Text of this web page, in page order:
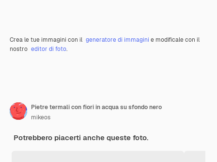
Crea le tue immagini con il generatore di immagini e modificale con il
nostro editor di foto.
Pietre termali con fiori in acqua su sfondo nero
mikeos
Potrebbero piacerti anche queste foto.